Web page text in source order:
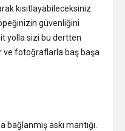
kısıtlayabileceksiniz.
güvenliğini
yolla sizi bu dertten
ve fotoğraflarla baş başa
askı mantığı.